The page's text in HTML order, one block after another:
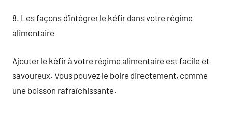
8. Les façons d’intégrer le kéfir dans votre régime
alimentaire
Ajouter le kéfir à votre régime alimentaire est facile et
savoureux. Vous pouvez le boire directement, comme
une boisson rafraîchissante.